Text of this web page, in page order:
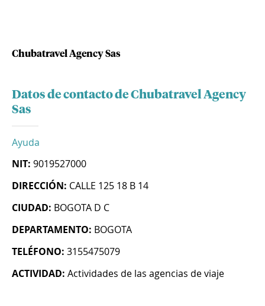
Chubatravel Agency Sas
Datos de contacto de Chubatravel Agency
Sas
Ayuda
NIT: 9019527000
DIRECCIÓN: CALLE 125 18 B 14
CIUDAD: BOGOTA D C
DEPARTAMENTO: BOGOTA
TELÉFONO: 3155475079
ACTIVIDAD: Actividades de las agencias de viaje